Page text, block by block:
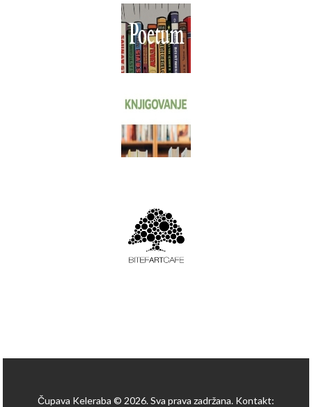
Čupava Keleraba © 2026. Sva prava zadržana. Kontakt: